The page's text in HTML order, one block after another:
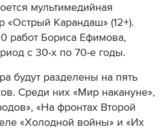
мультимедийная
«Острый Карандаш» (12+).
работ Бориса Ефимова,
с 30-х по 70-е годы.
будут разделены на пять
Среди них «Мир накануне»,
«На фронтах Второй
«Холодной войны» и «Их